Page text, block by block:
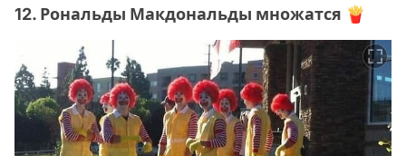
12. Рональды Макдональды множатся 🍟